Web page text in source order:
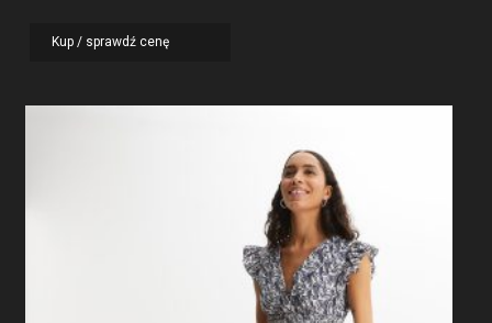
Kup / sprawdź cenę